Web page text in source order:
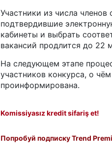
Участники из числа
подтвердившие
кабинеты и выбрать
вакансий продлится до 22
На следующем этапе
участников конкурса, о
проинформирована.
Komissiyasız kredit sifariş et!
Попробуй подписку Trend